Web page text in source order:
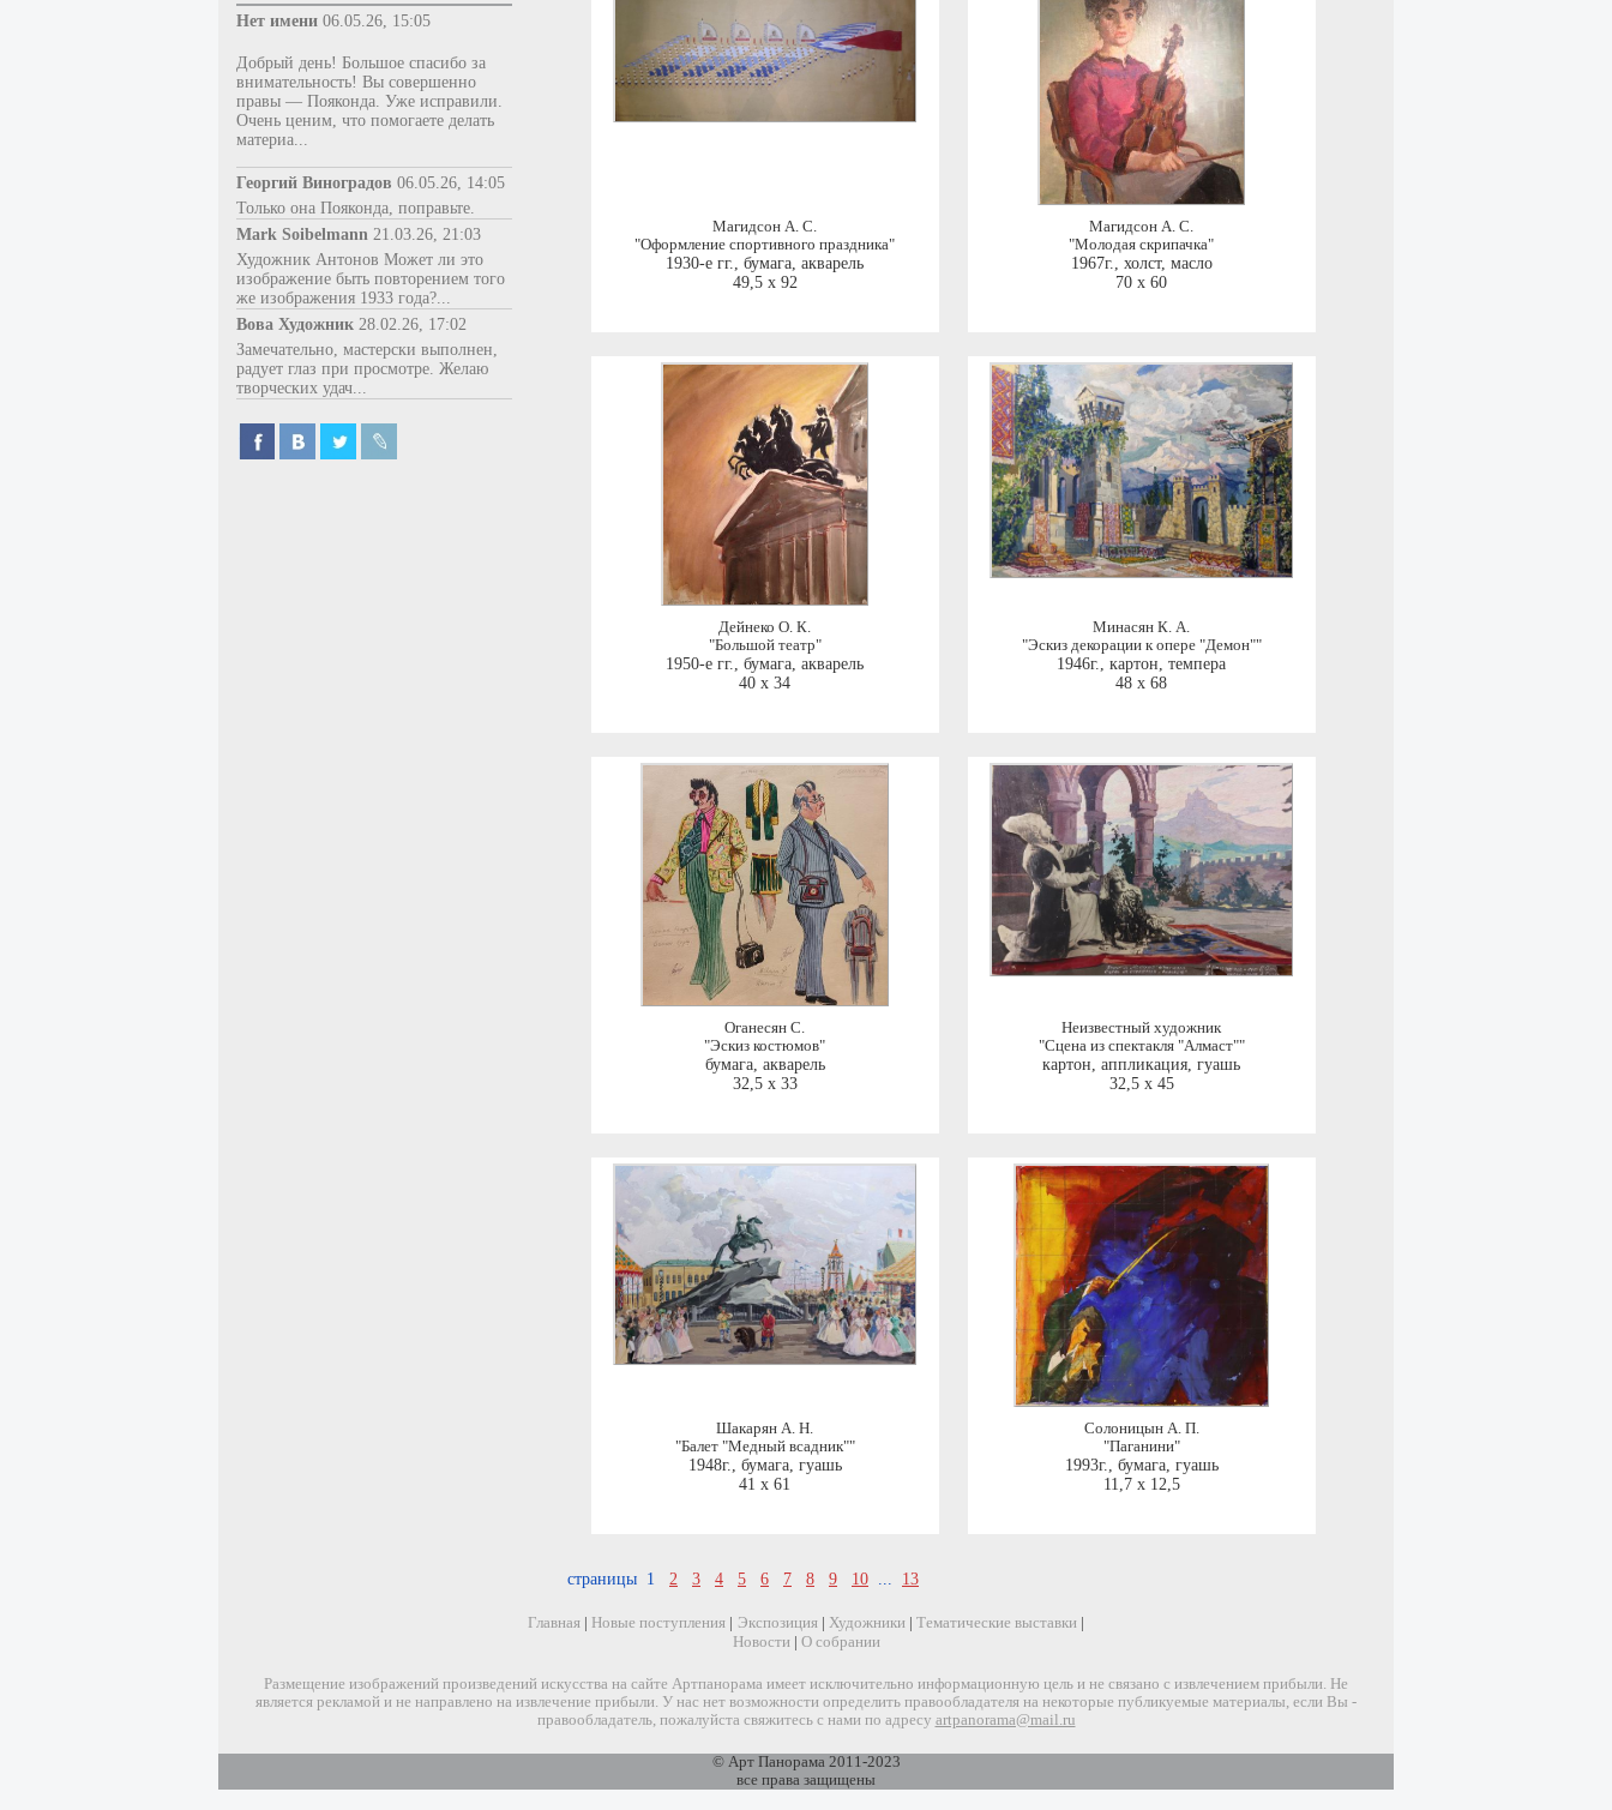
Нет имени 06.05.26, 15:05
Добрый день! Большое спасибо за
внимательность! Вы совершенно
правы — Пояконда. Уже исправили.
Очень ценим, что помогаете делать
материа...
Георгий Виноградов 06.05.26, 14:05
Только она Пояконда, поправьте.
Mark Soibelmann 21.03.26, 21:03
Художник Антонов Может ли это
изображение быть повторением того
же изображения 1933 года?...
Вова Художник 28.02.26, 17:02
Замечательно, мастерски выполнен,
радует глаз при просмотре. Желаю
творческих удач...
Магидсон А. С.
"Оформление спортивного праздника"
1930-е гг., бумага, акварель
49,5 x 92
Магидсон А. С.
"Молодая скрипачка"
1967г., холст, масло
70 x 60
Дейнеко О. К.
"Большой театр"
1950-е гг., бумага, акварель
40 x 34
Минасян К. А.
"Эскиз декорации к опере "Демон""
1946г., картон, темпера
48 x 68
Оганесян С.
"Эскиз костюмов"
бумага, акварель
32,5 x 33
Неизвестный художник
"Сцена из спектакля "Алмаст""
картон, аппликация, гуашь
32,5 x 45
Шакарян А. Н.
"Балет "Медный всадник""
1948г., бумага, гуашь
41 x 61
Солоницын А. П.
"Паганини"
1993г., бумага, гуашь
11,7 x 12,5
страницы 1 2 3 4 5 6 7 8 9 10 ... 13
Главная Новые поступления Экспозиция Художники Тематические выставки
Новости
О собрании
Размещение изображений произведений искусства на сайте Артпанорама имеет исключительно информационную цель и не связано с извлечением прибыли. Не
является рекламой и не направлено на извлечение прибыли. У нас нет возможности определить правообладателя на некоторые публикуемые материалы, если Вы -
правообладатель, пожалуйста свяжитесь с нами по адресу artpanorama@mail.ru
© Арт Панорама 2011-2023
все права защищены